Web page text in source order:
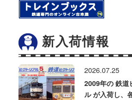
新入荷情報
2026.07.25
2009年の 鉄道
ル が入荷し、